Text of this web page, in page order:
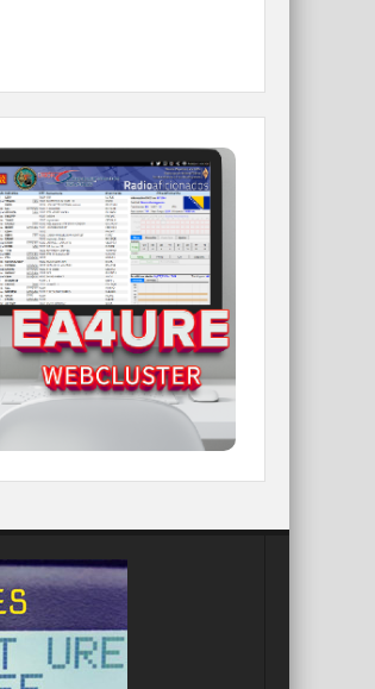
EA4URE
WebCluster de URE,
filtros e información y
con GDURE